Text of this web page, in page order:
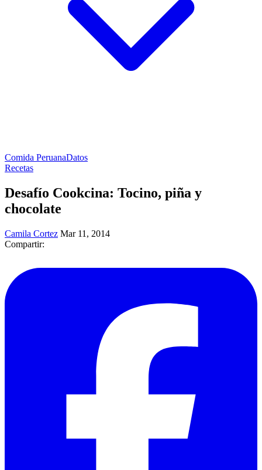
Comida PeruanaDatos
Recetas
Desafío Cookcina: Tocino, piña y
chocolate
Camila Cortez Mar 11, 2014
Compartir: